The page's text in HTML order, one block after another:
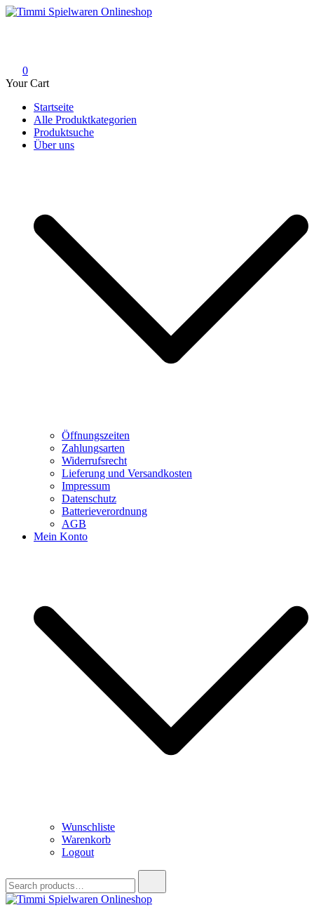
Skip
0
Your Cart
Startseite
Alle Produktkategorien
Produktsuche
Über uns
Öffnungszeiten
Zahlungsarten
Widerrufsrecht
Lieferung und Versandkosten
Impressum
Datenschutz
Batterieverordnung
AGB
Mein Konto
Wunschliste
Warenkorb
Logout
for: